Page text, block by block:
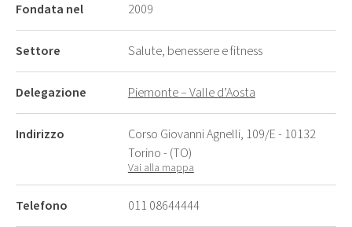
Fondata nel 2009
Settore Salute, benessere e fitness
Delegazione Piemonte – Valle d’Aosta
Indirizzo
Corso Giovanni Agnelli, 109/E - 10132
Torino - (TO)
Vai alla mappa
Telefono 011 08644444